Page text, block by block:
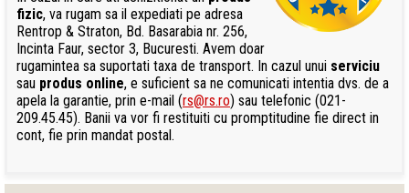
fizic, va rugam sa il expediati pe adresa
Rentrop & Straton, Bd. Basarabia nr. 256,
Incinta Faur, sector 3, Bucuresti. Avem doar
rugamintea sa suportati taxa de transport. In cazul unui serviciu
sau produs online, e suficient sa ne comunicati intentia dvs. de a
apela la garantie, prin e-mail (rs@rs.ro) sau telefonic (021-
209.45.45). Banii va vor fi restituiti cu promptitudine fie direct in
cont, fie prin mandat postal.